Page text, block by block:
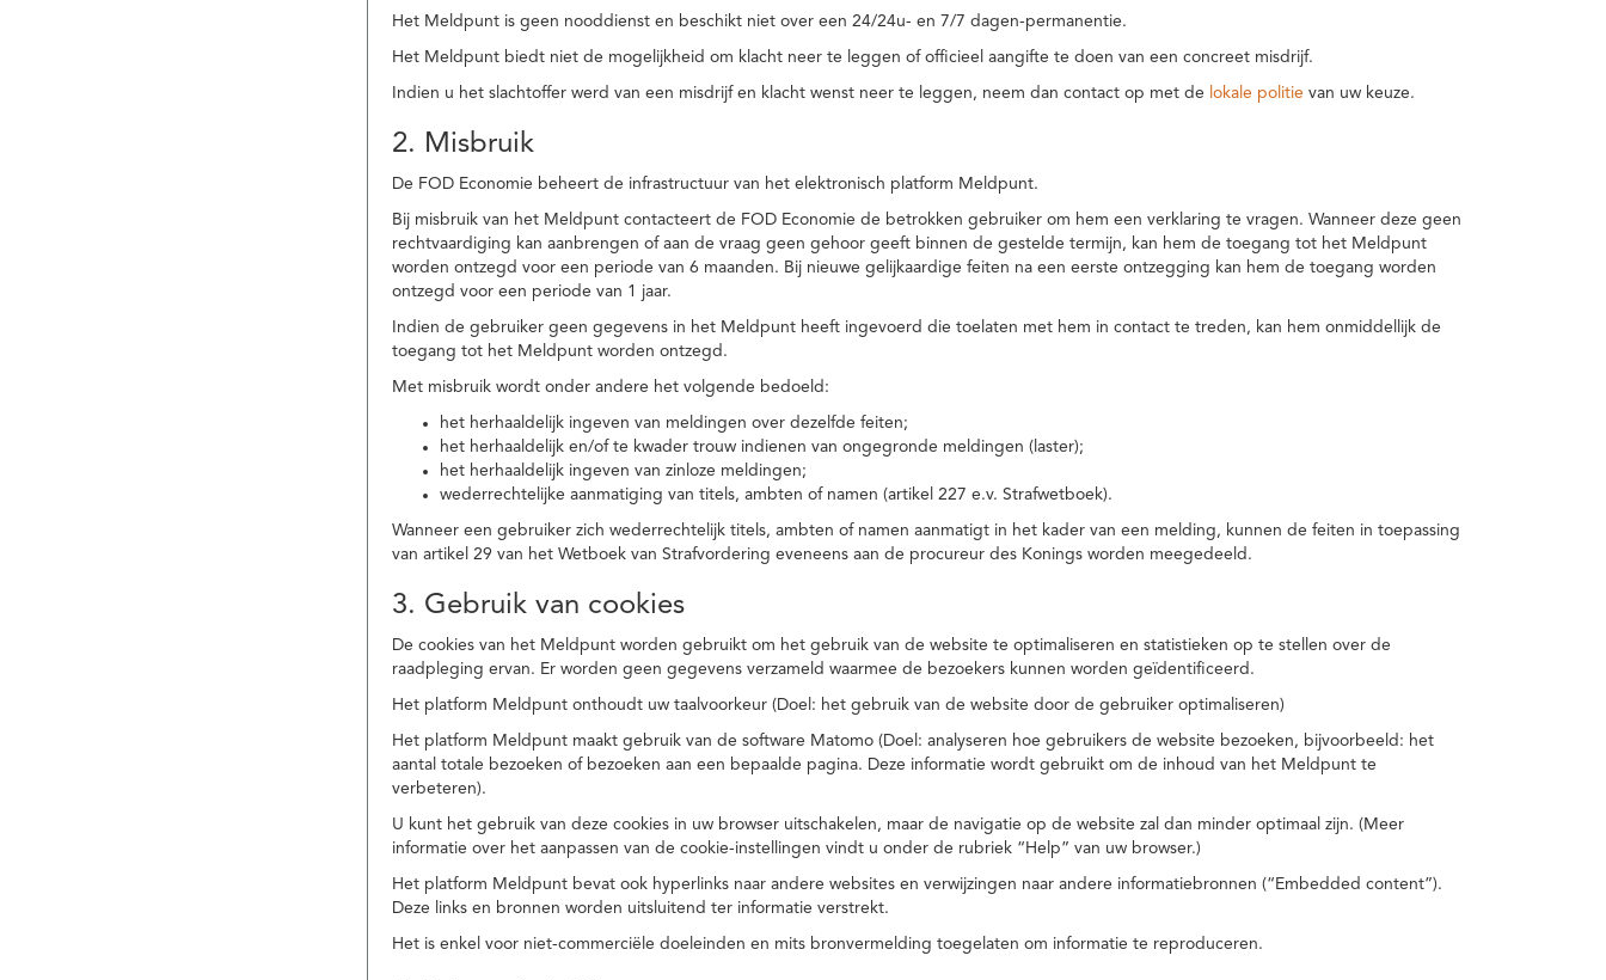
Het Meldpunt is geen nooddienst en beschikt niet over een 24/24u- en 7/7 dagen-permanentie.
Het Meldpunt biedt niet de mogelijkheid om klacht neer te leggen of officieel aangifte te doen van een concreet misdrijf.
Indien u het slachtoffer werd van een misdrijf en klacht wenst neer te leggen, neem dan contact op met de lokale politie van uw keuze.
2. Misbruik
De FOD Economie beheert de infrastructuur van het elektronisch platform Meldpunt.
Bij misbruik van het Meldpunt contacteert de FOD Economie de betrokken gebruiker om hem een verklaring te vragen. Wanneer deze geen
rechtvaardiging kan aanbrengen of aan de vraag geen gehoor geeft binnen de gestelde termijn, kan hem de toegang tot het Meldpunt
worden ontzegd voor een periode van 6 maanden. Bij nieuwe gelijkaardige feiten na een eerste ontzegging kan hem de toegang worden
ontzegd voor een periode van 1 jaar.
Indien de gebruiker geen gegevens in het Meldpunt heeft ingevoerd die toelaten met hem in contact te treden, kan hem onmiddellijk de
toegang tot het Meldpunt worden ontzegd.
Met misbruik wordt onder andere het volgende bedoeld:
het herhaaldelijk ingeven van meldingen over dezelfde feiten;
het herhaaldelijk en/of te kwader trouw indienen van ongegronde meldingen (laster);
het herhaaldelijk ingeven van zinloze meldingen;
wederrechtelijke aanmatiging van titels, ambten of namen (artikel 227 e.v. Strafwetboek).
Wanneer een gebruiker zich wederrechtelijk titels, ambten of namen aanmatigt in het kader van een melding, kunnen de feiten in toepassing
van artikel 29 van het Wetboek van Strafvordering eveneens aan de procureur des Konings worden meegedeeld.
3. Gebruik van cookies
De cookies van het Meldpunt worden gebruikt om het gebruik van de website te optimaliseren en statistieken op te stellen over de
raadpleging ervan. Er worden geen gegevens verzameld waarmee de bezoekers kunnen worden geïdentificeerd.
Het platform Meldpunt onthoudt uw taalvoorkeur (Doel: het gebruik van de website door de gebruiker optimaliseren)
Het platform Meldpunt maakt gebruik van de software Matomo (Doel: analyseren hoe gebruikers de website bezoeken, bijvoorbeeld: het
aantal totale bezoeken of bezoeken aan een bepaalde pagina. Deze informatie wordt gebruikt om de inhoud van het Meldpunt te
verbeteren).
U kunt het gebruik van deze cookies in uw browser uitschakelen, maar de navigatie op de website zal dan minder optimaal zijn. (Meer
informatie over het aanpassen van de cookie-instellingen vindt u onder de rubriek “Help” van uw browser.)
Het platform Meldpunt bevat ook hyperlinks naar andere websites en verwijzingen naar andere informatiebronnen (“Embedded content”).
Deze links en bronnen worden uitsluitend ter informatie verstrekt.
Het is enkel voor niet-commerciële doeleinden en mits bronvermelding toegelaten om informatie te reproduceren.